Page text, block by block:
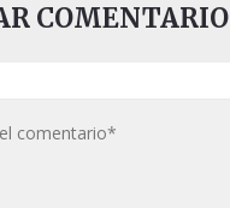
COMENTARIO